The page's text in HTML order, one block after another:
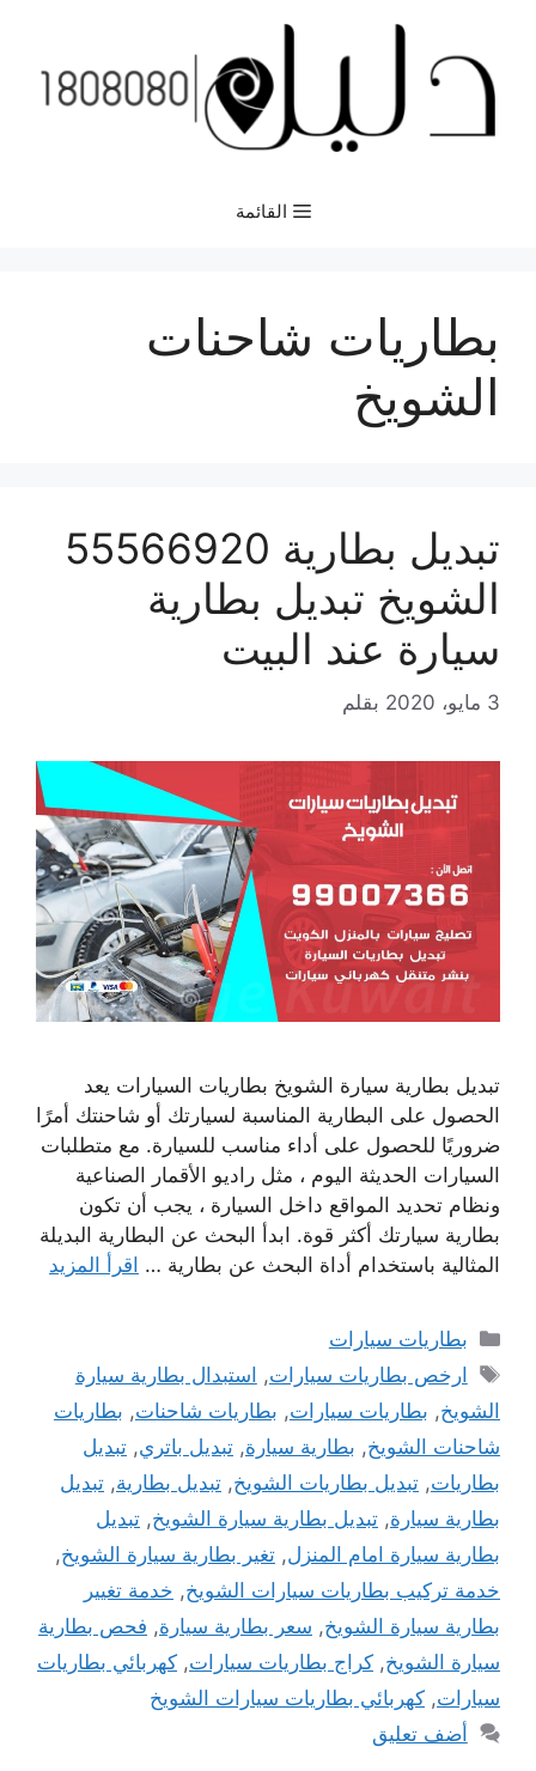
المحتوى
القائمة
بطاريات شاحنات
الشويخ
تبديل بطارية 55566920
الشويخ تبديل بطارية
سيارة عند البيت
3 مايو، 2020 بقلم
تبديل بطارية سيارة الشويخ بطاريات السيارات يعد
الحصول على البطارية المناسبة لسيارتك أو شاحنتك أمرًا
ضروريًا للحصول على أداء مناسب للسيارة. مع متطلبات
السيارات الحديثة اليوم ، مثل راديو الأقمار الصناعية
ونظام تحديد المواقع داخل السيارة ، يجب أن تكون
بطارية سيارتك أكثر قوة. ابدأ البحث عن البطارية البديلة
المثالية باستخدام أداة البحث عن بطارية … اقرأ المزيد
التصنيفات
بطاريات سيارات
الوسوم
ارخص بطاريات سيارات, استبدال بطارية سيارة
الشويخ, بطاريات سيارات, بطاريات شاحنات, بطاريات
شاحنات الشويخ, بطارية سيارة, تبديل باتري, تبديل
بطاريات, تبديل بطاريات الشويخ, تبديل بطارية, تبديل
بطارية سيارة, تبديل بطارية سيارة الشويخ, تبديل
بطارية سيارة امام المنزل, تغير بطارية سيارة الشويخ,
خدمة تركيب بطاريات سيارات الشويخ, خدمة تغيير
بطارية سيارة الشويخ, سعر بطارية سيارة, فحص بطارية
سيارة الشويخ, كراج بطاريات سيارات, كهربائي بطاريات
سيارات, كهربائي بطاريات سيارات الشويخ
أضف تعليق